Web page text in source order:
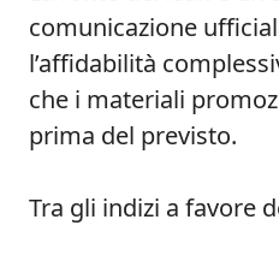
comunicazione
l’affidabilità
che i materiali
prima del previsto.
Tra gli indizi a favore